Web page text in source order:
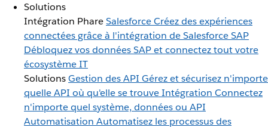
Solutions
Intégration PhareSalesforceCréez des expériences
connectées grâce à l'intégration de SalesforceSAP
Débloquez vos données SAP et connectez tout votre
écosystème IT
SolutionsGestion des API Gérez et sécurisez n'importe
quelle API où qu'elle se trouveIntégration Connectez
n'importe quel système, données ou API
Automatisation Automatisez les processus des